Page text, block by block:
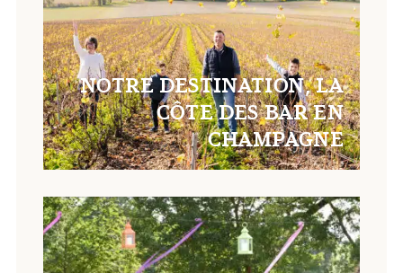
NOTRE DESTINATION, LA
CÔTE DES BAR EN
CHAMPAGNE